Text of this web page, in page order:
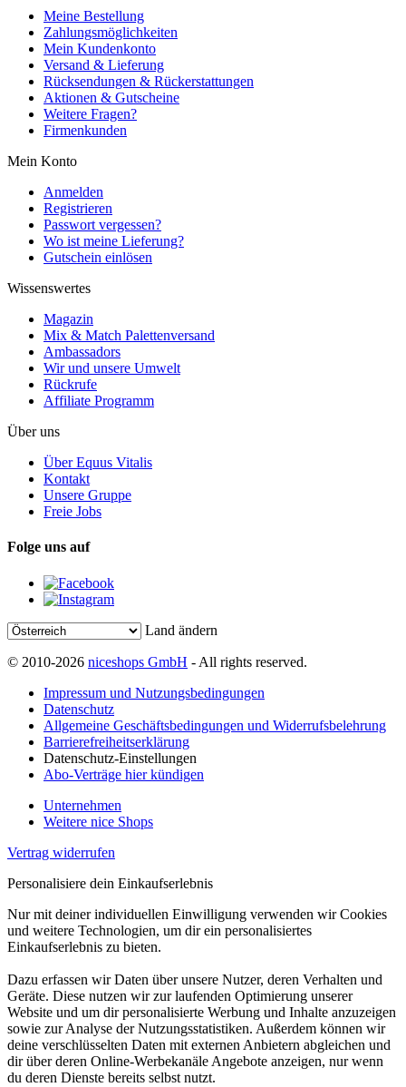
Meine Bestellung
Zahlungsmöglichkeiten
Mein Kundenkonto
Versand & Lieferung
Rücksendungen & Rückerstattungen
Aktionen & Gutscheine
Weitere Fragen?
Firmenkunden
Mein Konto
Anmelden
Registrieren
Passwort vergessen?
Wo ist meine Lieferung?
Gutschein einlösen
Wissenswertes
Magazin
Mix & Match Palettenversand
Ambassadors
Wir und unsere Umwelt
Rückrufe
Affiliate Programm
Über uns
Über Equus Vitalis
Kontakt
Unsere Gruppe
Freie Jobs
Folge uns auf
Land ändern
© 2010-2026 niceshops GmbH - All rights reserved.
Impressum und Nutzungsbedingungen
Datenschutz
Allgemeine Geschäftsbedingungen und Widerrufsbelehrung
Barrierefreiheitserklärung
Datenschutz-Einstellungen
Abo-Verträge hier kündigen
Unternehmen
Weitere nice Shops
Vertrag widerrufen
Personalisiere dein Einkaufserlebnis
Nur mit deiner individuellen Einwilligung verwenden wir Cookies
und weitere Technologien, um dir ein personalisiertes
Einkaufserlebnis zu bieten.
Dazu erfassen wir Daten über unsere Nutzer, deren Verhalten und
Geräte. Diese nutzen wir zur laufenden Optimierung unserer
Website und um dir personalisierte Werbung und Inhalte anzuzeigen
sowie zur Analyse der Nutzungsstatistiken. Außerdem können wir
deine verschlüsselten Daten mit externen Anbietern abgleichen und
dir über deren Online-Werbekanäle Angebote anzeigen, nur wenn
du deren Dienste bereits selbst nutzt.